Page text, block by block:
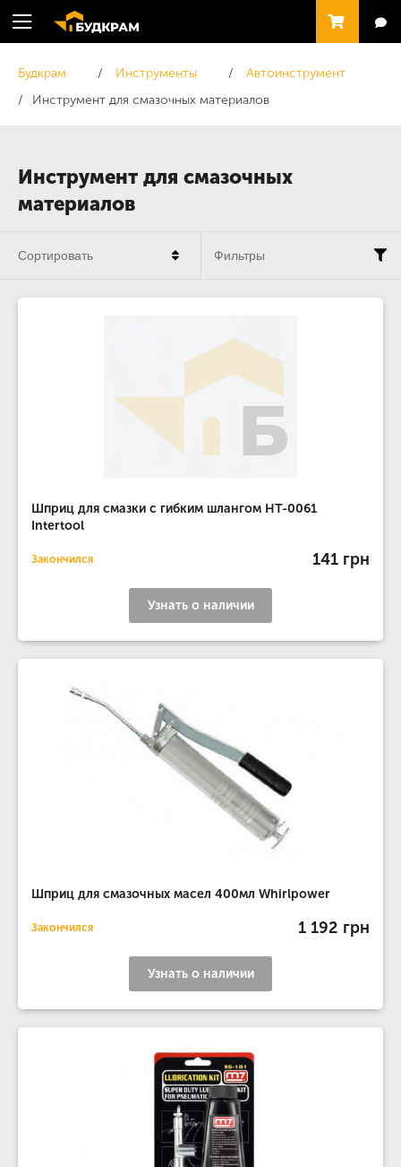
Инструмент для смазочных
материалов
Будкрам Инструменты
Автоинструмент
Инструмент для смазочных материалов
Шприц для смазки с гибким шлангом HT-0061
Intertool
Закончился 141 грн
Узнать о наличии
Шприц для смазочных масел 400мл Whirlpower
Закончился 1 192 грн
Узнать о наличии
Сортировать Фильтры